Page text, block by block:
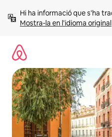
Mostra-la en l'idioma original